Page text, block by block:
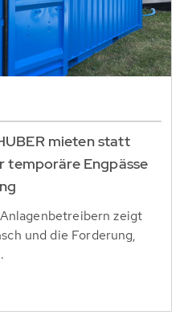
mieten statt
temporäre Engpässe
zeigt
und die Forderung,